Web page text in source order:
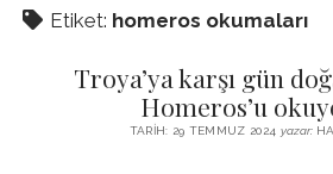
ADA
İYI YAŞAM VE MUTLULUK
BABIALI’DE
BIZ KIMIZ?
DERS NOTLARI –
Etiket: homeros okumaları
Troya’ya karşı gün
Homeros’u
TARIH: 29 TEMMUZ 2024 yazar: